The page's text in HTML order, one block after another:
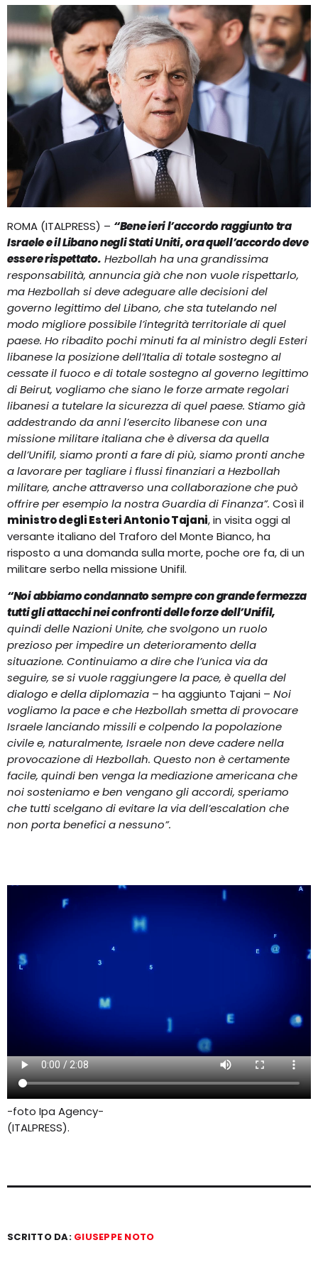
ROMA (ITALPRESS) – “Bene ieri l’accordo raggiunto tra
Israele e il Libano negli Stati Uniti, ora quell’accordo deve
essere rispettato. Hezbollah ha una grandissima
responsabilità, annuncia già che non vuole rispettarlo,
ma Hezbollah si deve adeguare alle decisioni del
governo legittimo del Libano, che sta tutelando nel
modo migliore possibile l’integrità territoriale di quel
paese. Ho ribadito pochi minuti fa al ministro degli Esteri
libanese la posizione dell’Italia di totale sostegno al
cessate il fuoco e di totale sostegno al governo legittimo
di Beirut, vogliamo che siano le forze armate regolari
libanesi a tutelare la sicurezza di quel paese. Stiamo già
addestrando da anni l’esercito libanese con una
missione militare italiana che è diversa da quella
dell’Unifil, siamo pronti a fare di più, siamo pronti anche
a lavorare per tagliare i flussi finanziari a Hezbollah
militare, anche attraverso una collaborazione che può
offrire per esempio la nostra Guardia di Finanza”. Così il
ministro degli Esteri Antonio Tajani, in visita oggi al
versante italiano del Traforo del Monte Bianco, ha
risposto a una domanda sulla morte, poche ore fa, di un
militare serbo nella missione Unifil.
“Noi abbiamo condannato sempre con grande fermezza
tutti gli attacchi nei confronti delle forze dell’Unifil,
quindi delle Nazioni Unite, che svolgono un ruolo
prezioso per impedire un deterioramento della
situazione. Continuiamo a dire che l’unica via da
seguire, se si vuole raggiungere la pace, è quella del
dialogo e della diplomazia – ha aggiunto Tajani – Noi
vogliamo la pace e che Hezbollah smetta di provocare
Israele lanciando missili e colpendo la popolazione
civile e, naturalmente, Israele non deve cadere nella
provocazione di Hezbollah. Questo non è certamente
facile, quindi ben venga la mediazione americana che
noi sosteniamo e ben vengano gli accordi, speriamo
che tutti scelgano di evitare la via dell’escalation che
non porta benefici a nessuno”.
-foto Ipa Agency-
(ITALPRESS).
SCRITTO DA: GIUSEPPE NOTO